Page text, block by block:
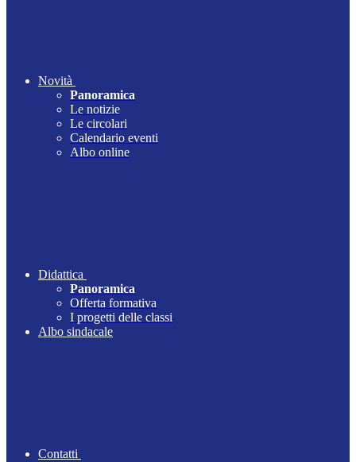
Novità
Panoramica
Le notizie
Le circolari
Calendario eventi
Albo online
Didattica
Panoramica
Offerta formativa
I progetti delle classi
Albo sindacale
Contatti